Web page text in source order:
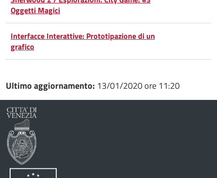
Twitter
su
Google
Plus
Condividi
Whatsapp
Oggetti Magici
Interfacce Interattive: Prototipazione di un
grafico
Ultimo aggiornamento: 13/01/2020 ore 11:20